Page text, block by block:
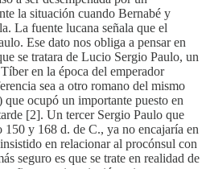
la situación cuando Bernabé y
La fuente lucana señala que el
Ese dato nos obliga a pensar en
se tratara de Lucio Sergio Paulo, un
en la época del emperador
sea a otro romano del mismo
ocupó un importante puesto en
[2]. Un tercer Sergio Paulo que
150 y 168 d. de C., ya no encajaría en
en relacionar al procónsul con
seguro es que se trate en realidad de